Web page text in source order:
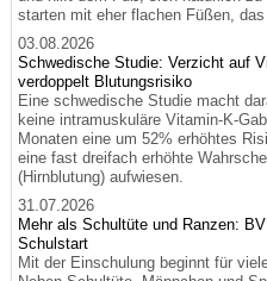
starten mit eher flachen Füßen, das
03.08.2026
Schwedische Studie: Verzicht auf
verdoppelt Blutungsrisiko
Eine schwedische Studie macht
keine intramuskuläre Vitamin-K-
Monaten eine um 52% erhöhtes
eine fast dreifach erhöhte
(Hirnblutung) aufwiesen.
31.07.2026
Mehr als Schultüte und Ranzen:
Schulstart
Mit der Einschulung beginnt für